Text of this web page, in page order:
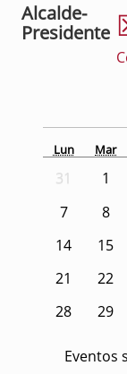
Alcalde-
Presidente
Lun Mar
31 1
7
8
14
15
21
22
28
29
Eventos